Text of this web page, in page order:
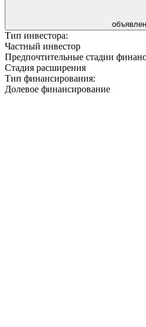
Тип инвестора:
Частный инвестор
Предпочтительные стадии
Стадия расширения
Тип финансирования:
Долевое финансирование